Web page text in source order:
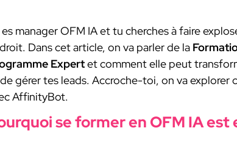
manager OFM IA et tu cherches à faire
Dans cet article, on va parler de la
Expertet comment elle peut
gérer tes leads. Accroche-toi, on va
AffinityBot.
se former en OFM IA est